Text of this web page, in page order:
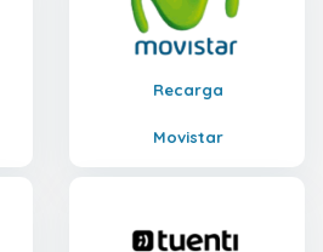
Recarga
Movistar